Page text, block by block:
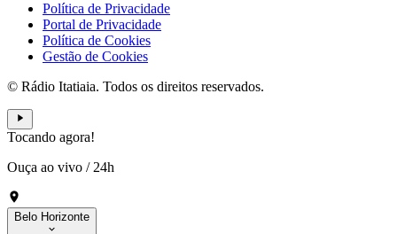
Política de Privacidade
Portal de Privacidade
Política de Cookies
Gestão de Cookies
© Rádio Itatiaia. Todos os direitos reservados.
Tocando agora!
Ouça ao vivo / 24h
Belo Horizonte